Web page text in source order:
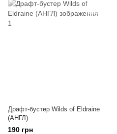
Драфт-бустер Wilds of Eldraine
(АНГЛ)
190 грн